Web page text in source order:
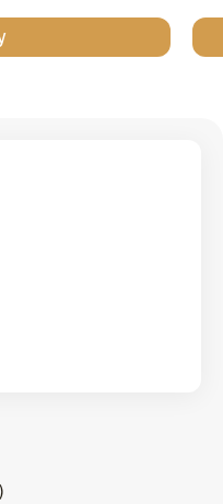
999, ГЕРМАНИЯ